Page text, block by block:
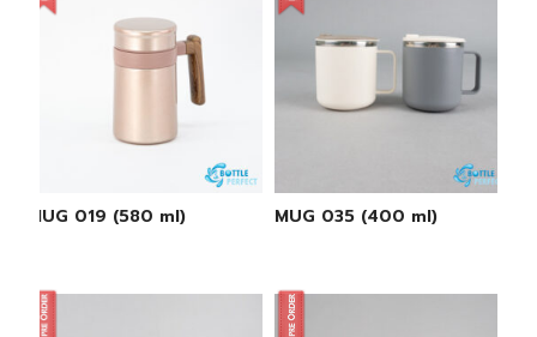
MUG 019 (580 ml) MUG 035 (400 ml)